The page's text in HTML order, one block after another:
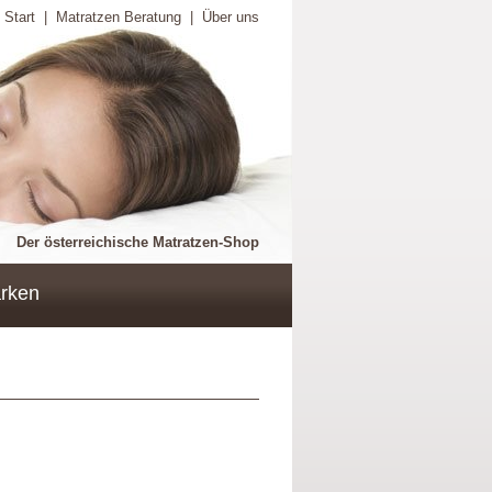
Start Matratzen Beratung Über uns
Der österreichische Matratzen-Shop